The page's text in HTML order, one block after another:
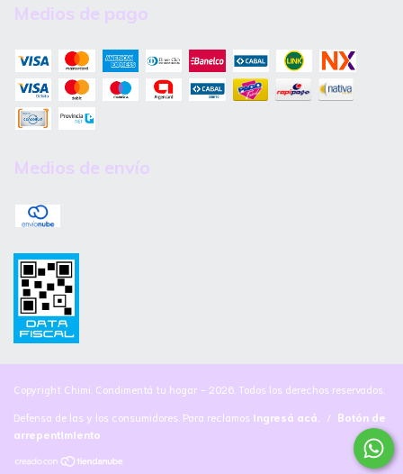
Medios de pago
Medios de envío
Copyright Chimi. Condimentá tu hogar - 2026. Todos los derechos reservados.
Defensa de las y los consumidores. Para reclamos ingresá acá. / Botón de
arrepentimiento